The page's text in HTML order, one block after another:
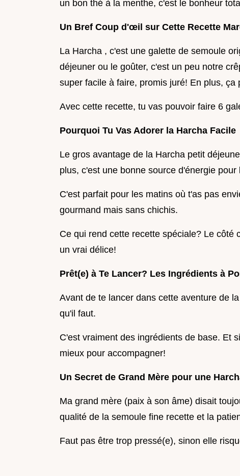
un bon thé à la menthe, c'est le bonheur
Un Bref Coup d'œil sur Cette Recette
La Harcha , c'est une galette de semoule
déjeuner ou le goûter, c'est un peu notre
super facile à faire, promis juré! En plus, ça
Avec cette recette, tu vas pouvoir faire 6
Pourquoi Tu Vas Adorer la Harcha Facile
Le gros avantage de la Harcha petit
plus, c'est une bonne source d'énergie
C'est parfait pour les matins où t'as pas
gourmand mais sans chichis.
Ce qui rend cette recette spéciale? Le côté
un vrai délice!
Prêt(e) à Te Lancer? Les Ingrédients à
Avant de te lancer dans cette aventure de
qu'il faut.
C'est vraiment des ingrédients de base. Et
mieux pour accompagner!
Un Secret de Grand Mère pour une
Ma grand mère (paix à son âme) disait
qualité de la semoule fine recette et la
Faut pas être trop pressé(e), sinon elle